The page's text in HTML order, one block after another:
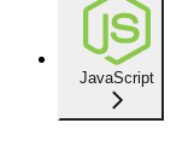
JavaScript